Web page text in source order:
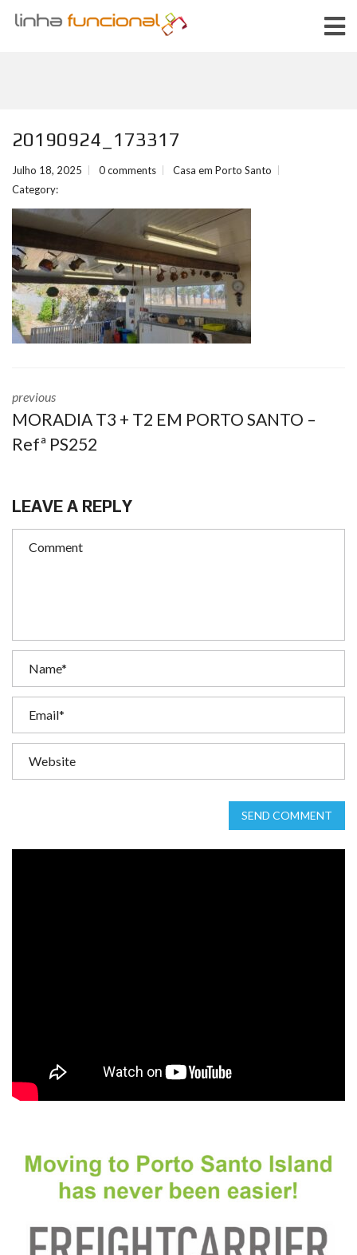
20190924_173317
Julho 18, 2025 0 comments
Casa em Porto Santo
Category:
previous
MORADIA T3 + T2 EM PORTO SANTO –
Refª PS252
LEAVE A REPLY
SEND COMMENT